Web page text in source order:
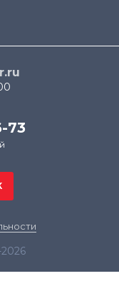
73